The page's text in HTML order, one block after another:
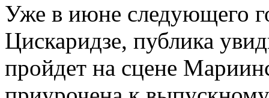
Уже в июне следующего
Цискаридзе, публика
пройдет на сцене